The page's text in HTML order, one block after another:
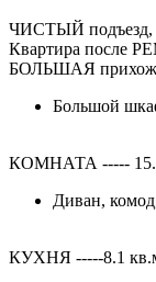
ЧИСТЫЙ
Квартира после
БОЛЬШАЯ
Большой
КОМНАТА -----
Диван,
КУХНЯ -----8.1